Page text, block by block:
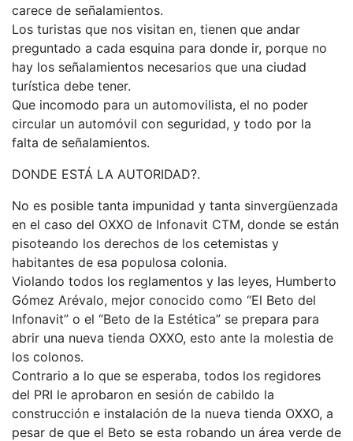
carece de señalamientos.
Los turistas que nos visitan en, tienen que andar
preguntado a cada esquina para donde ir, porque no
hay los señalamientos necesarios que una ciudad
turística debe tener.
Que incomodo para un automovilista, el no poder
circular un automóvil con seguridad, y todo por la
falta de señalamientos.
DONDE ESTÁ LA AUTORIDAD?.
No es posible tanta impunidad y tanta sinvergüenzada
en el caso del OXXO de Infonavit CTM, donde se están
pisoteando los derechos de los cetemistas y
habitantes de esa populosa colonia.
Violando todos los reglamentos y las leyes, Humberto
Gómez Arévalo, mejor conocido como “El Beto del
Infonavit” o el “Beto de la Estética” se prepara para
abrir una nueva tienda OXXO, esto ante la molestia de
los colonos.
Contrario a lo que se esperaba, todos los regidores
del PRI le aprobaron en sesión de cabildo la
construcción e instalación de la nueva tienda OXXO, a
pesar de que el Beto se esta robando un área verde de